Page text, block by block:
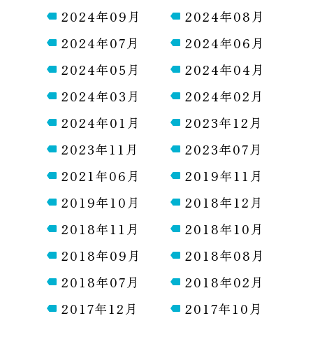
2024年09月
2024年08月
2024年07月
2024年06月
2024年05月
2024年04月
2024年03月
2024年02月
2024年01月
2023年12月
2023年11月
2023年07月
2021年06月
2019年11月
2019年10月
2018年12月
2018年11月
2018年10月
2018年09月
2018年08月
2018年07月
2018年02月
2017年12月
2017年10月